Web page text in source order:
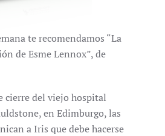
te recomendamos “La
de Esme Lennox”, de
del viejo hospital
en Edimburgo, las
a Iris que debe hacerse